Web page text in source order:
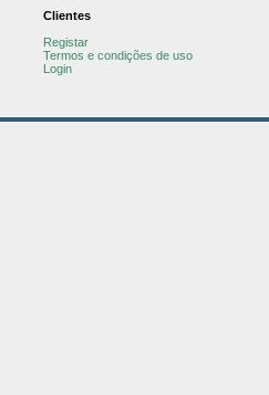
Clientes
Registar
Termos e condições de uso
Login